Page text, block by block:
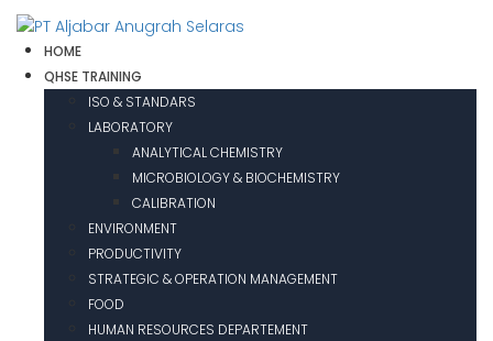
HOME
QHSE TRAINING
ISO & STANDARS
LABORATORY
ANALYTICAL CHEMISTRY
MICROBIOLOGY & BIOCHEMISTRY
CALIBRATION
ENVIRONMENT
PRODUCTIVITY
STRATEGIC & OPERATION MANAGEMENT
FOOD
HUMAN RESOURCES DEPARTEMENT